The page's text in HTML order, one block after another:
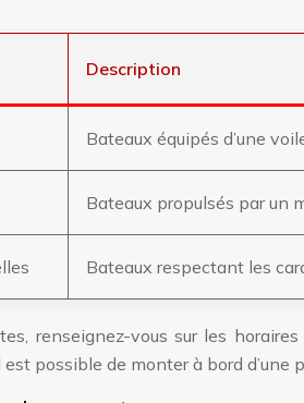
Description
Bateaux équipés d’une
Bateaux propulsés par un
Bateaux respectant les
renseignez-vous sur les
est possible de monter à bord